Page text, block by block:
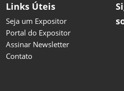
Links Úteis
Seja um Expositor
Portal do Expositor
Assinar Newsletter
Contato